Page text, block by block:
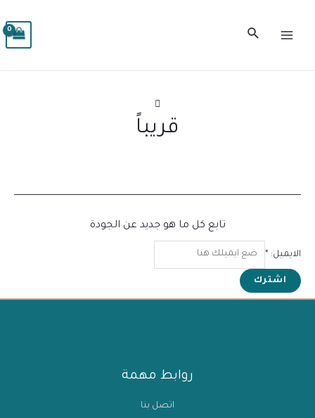
MENUالبحث
قريباً
تابع كل ما هو جديد عن الجودة
الايميل: *
اشترك
روابط مهمة
اتصل بنا